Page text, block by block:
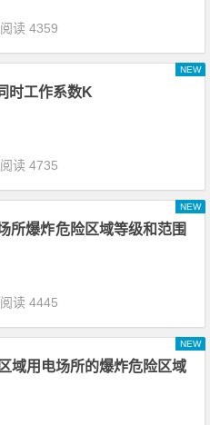
阅读 4359
时工作系数K
NEW
阅读 4735
爆炸危险区域等级和范围
NEW
阅读 4445
域用电场所的爆炸危险区域
NEW